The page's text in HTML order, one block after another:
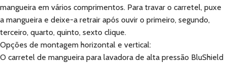
mangueira em vários comprimentos. Para travar o carretel, puxe
a mangueira e deixe-a retrair após ouvir o primeiro, segundo,
terceiro, quarto, quinto, sexto clique.
Opções de montagem horizontal e vertical:
O carretel de mangueira para lavadora de alta pressão BluShield